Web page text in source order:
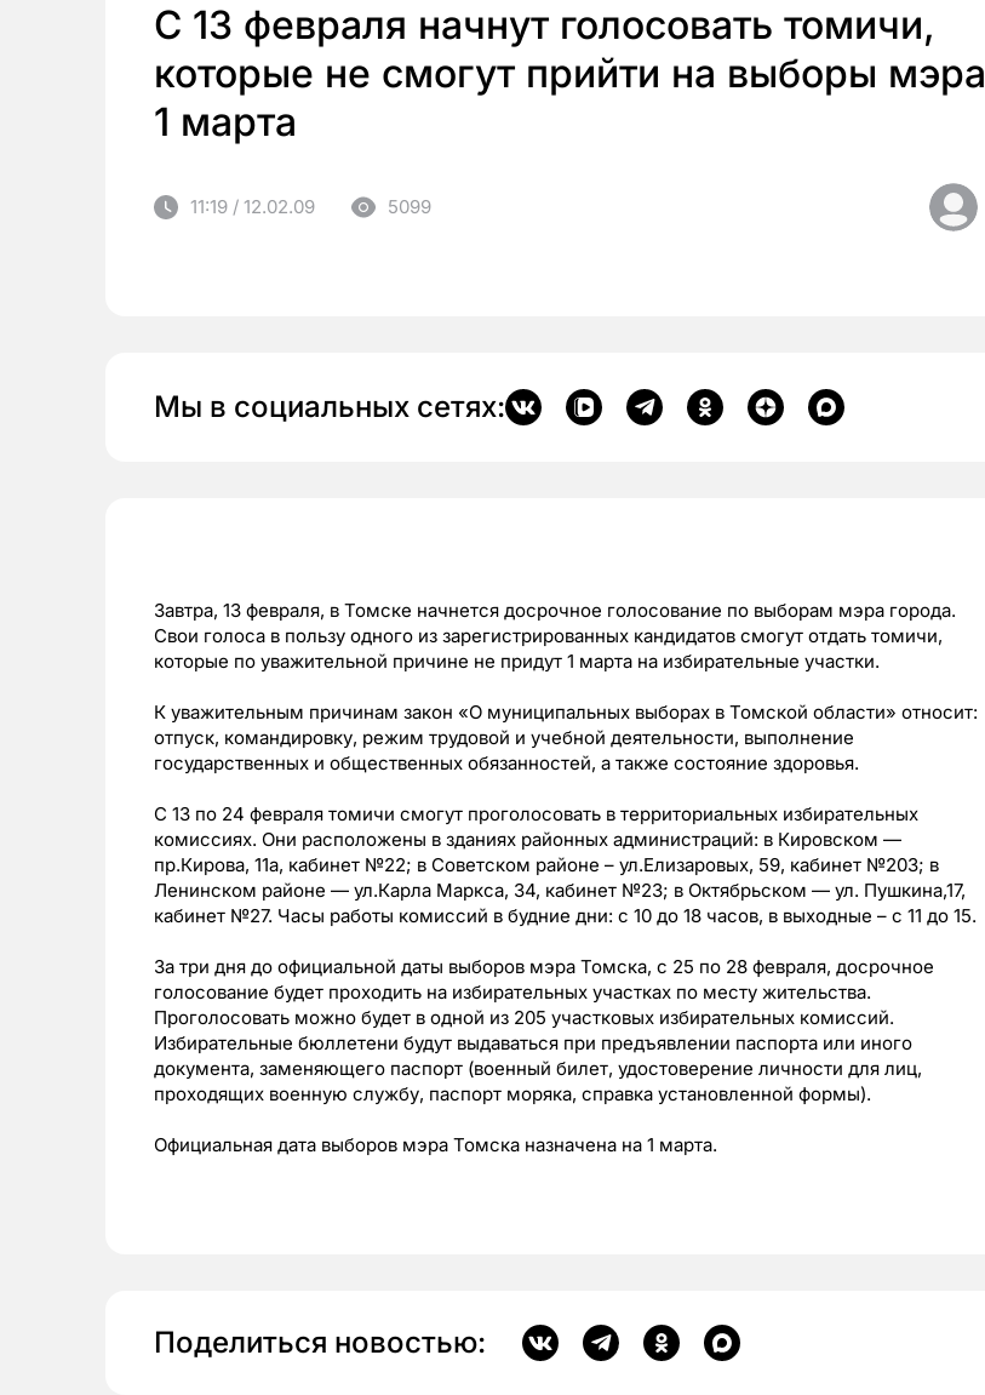
С 13 февраля начнут голосовать томичи,
которые не смогут прийти на выборы мэра
1 марта
11:19 / 12.02.09 5099
Мы в социальных сетях:
Завтра, 13 февраля, в Томске начнется досрочное голосование по выборам мэра города.
Свои голоса в пользу одного из зарегистрированных кандидатов смогут отдать томичи,
которые по уважительной причине не придут 1 марта на избирательные участки.
К уважительным причинам закон «О муниципальных выборах в Томской области» относит:
отпуск, командировку, режим трудовой и учебной деятельности, выполнение
государственных и общественных обязанностей, а также состояние здоровья.
С 13 по 24 февраля томичи смогут проголосовать в территориальных избирательных
комиссиях. Они расположены в зданиях районных администраций: в Кировском —
пр.Кирова, 11а, кабинет №22; в Советском районе – ул.Елизаровых, 59, кабинет №203; в
Ленинском районе — ул.Карла Маркса, 34, кабинет №23; в Октябрьском — ул. Пушкина,17,
кабинет №27. Часы работы комиссий в будние дни: с 10 до 18 часов, в выходные – с 11 до 15.
За три дня до официальной даты выборов мэра Томска, с 25 по 28 февраля, досрочное
голосование будет проходить на избирательных участках по месту жительства.
Проголосовать можно будет в одной из 205 участковых избирательных комиссий.
Избирательные бюллетени будут выдаваться при предъявлении паспорта или иного
документа, заменяющего паспорт (военный билет, удостоверение личности для лиц,
проходящих военную службу, паспорт моряка, справка установленной формы).
Официальная дата выборов мэра Томска назначена на 1 марта.
Поделиться новостью: